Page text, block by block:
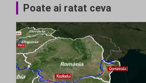
Poate ai ratat ceva